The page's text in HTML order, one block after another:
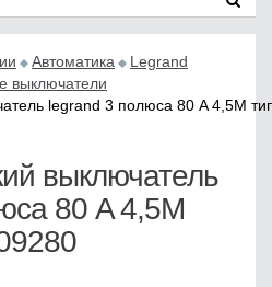
Автоматика
Legrand
выключатели
legrand 3 полюса 80 A 4,5M
выключатель
80 A 4,5M